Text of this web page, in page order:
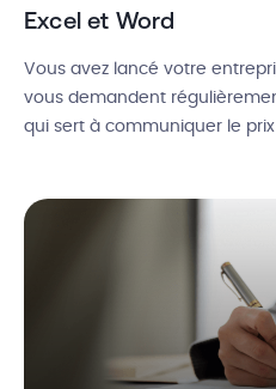
Excel et Word
Vous avez lancé votre
vous demandent
qui sert à communiquer le
à la vente, TVA et montants